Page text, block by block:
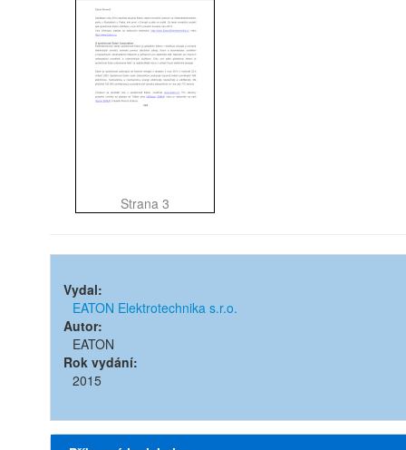
Strana 3
Vydal:
EATON Elektrotechnika s.r.o.
Autor:
EATON
Rok vydání:
2015